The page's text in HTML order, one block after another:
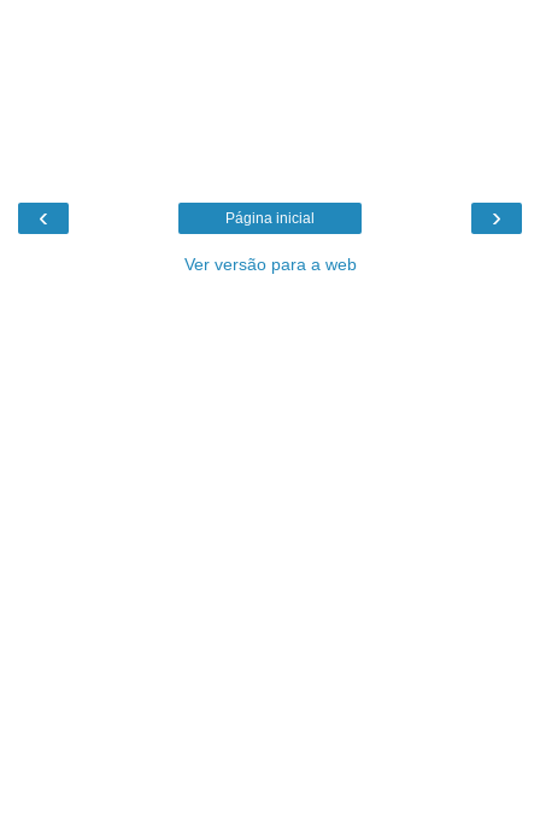
‹ ›
Página inicial
Ver versão para a web